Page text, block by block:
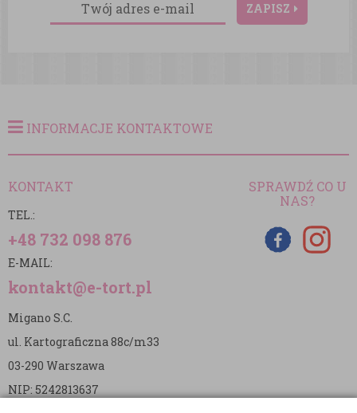
ZAPISZ
INFORMACJE KONTAKTOWE
KONTAKT
TEL.:
+48 732 098 876
E-MAIL:
kontakt@e-tort.pl
Migano S.C.
ul. Kartograficzna 88c/m33
03-290 Warszawa
NIP: 5242813637
SPRAWDŹ CO U
NAS?